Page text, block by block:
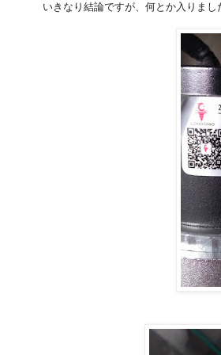
いきなり結論ですが、何とか入りまし